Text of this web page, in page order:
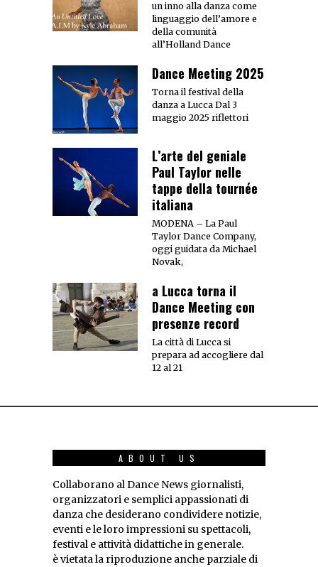
un inno alla danza come
linguaggio dell’amore e
della comunità
all’Holland Dance
Dance Meeting 2025
Torna il festival della
danza a Lucca Dal 3
maggio 2025 riflettori
L’arte del geniale
Paul Taylor nelle
tappe della tournée
italiana
MODENA – La Paul
Taylor Dance Company,
oggi guidata da Michael
Novak,
a Lucca torna il
Dance Meeting con
presenze record
La città di Lucca si
prepara ad accogliere dal
12 al 21
ABOUT US
Collaborano al Dance News giornalisti,
organizzatori e semplici appassionati di
danza che desiderano condividere notizie,
eventi e le loro impressioni su spettacoli,
festival e attività didattiche in generale.
è vietata la riproduzione anche parziale di